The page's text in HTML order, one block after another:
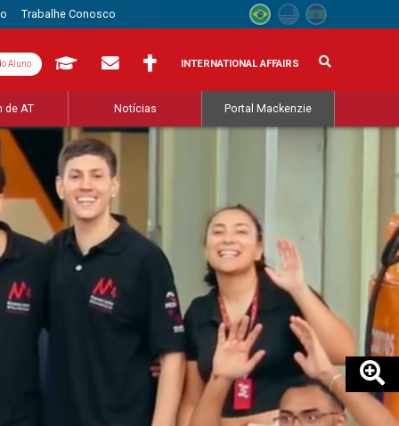
Trabalhe Conosco
Aluno INTERNATIONAL AFFAIRS
de AT Notícias Portal Mackenzie